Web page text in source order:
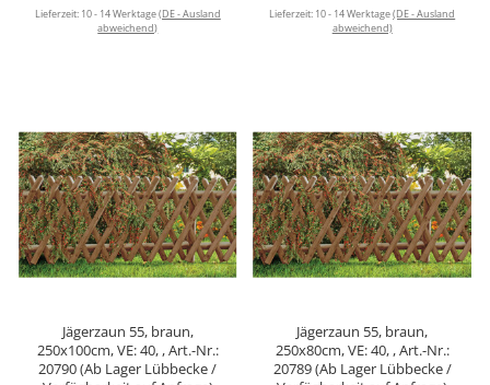
Lieferzeit: 10 - 14 Werktage(DE - Ausland
abweichend)
Lieferzeit: 10 - 14 Werktage(DE - Ausland
abweichend)
Jägerzaun 55, braun,
250x100cm, VE: 40, , Art.-Nr.:
20790 (Ab Lager Lübbecke /
Jägerzaun 55, braun,
250x80cm, VE: 40, , Art.-Nr.:
20789 (Ab Lager Lübbecke /